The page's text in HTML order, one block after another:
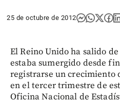
25 de octubre de 2012
El Reino Unido ha salido
estaba sumergido desde
registrarse un crecimiento
en el tercer trimestre de
Oficina Nacional de